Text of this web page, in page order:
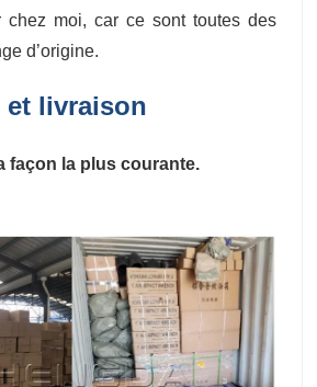
chez moi, car ce sont toutes des
d’origine.
et livraison
façon la plus courante.